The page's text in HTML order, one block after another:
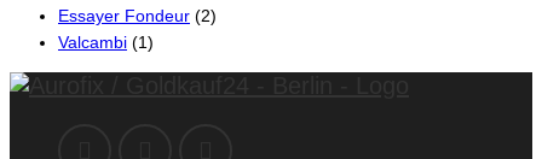
Essayer Fondeur (2)
Valcambi (1)